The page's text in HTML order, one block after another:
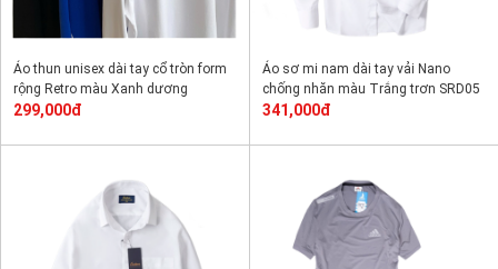
Áo thun unisex dài tay cổ tròn form
rộng Retro màu Xanh dương
299,000đ
Áo sơ mi nam dài tay vải Nano
chống nhăn màu Trắng trơn SRD05
341,000đ